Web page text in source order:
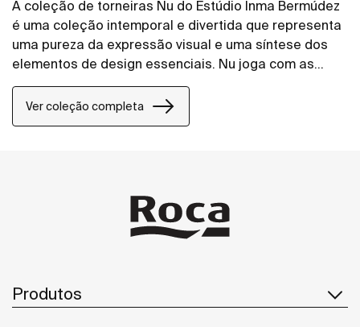
A coleção de torneiras Nu do Estúdio Inma Bermúdez
é uma coleção intemporal e divertida que representa
uma pureza da expressão visual e uma síntese dos
elementos de design essenciais. Nu joga com as
cores de formas novas e criativas, permitindo toda
uma personalização da casa de banho.
Ver coleção completa
Produtos